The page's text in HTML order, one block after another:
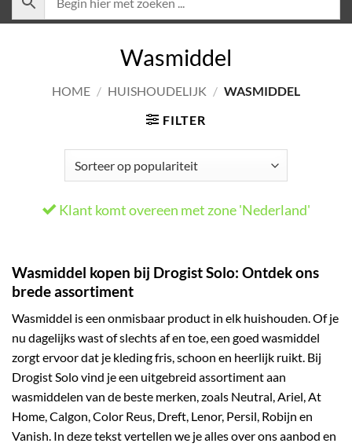
Wasmiddel
HOME / HUISHOUDELIJK / WASMIDDEL
FILTER
Klant komt overeen met zone 'Nederland'
Wasmiddel kopen bij Drogist Solo: Ontdek ons
brede assortiment
Wasmiddel is een onmisbaar product in elk huishouden. Of je
nu dagelijks wast of slechts af en toe, een goed wasmiddel
zorgt ervoor dat je kleding fris, schoon en heerlijk ruikt. Bij
Drogist Solo vind je een uitgebreid assortiment aan
wasmiddelen van de beste merken, zoals Neutral, Ariel, At
Home, Calgon, Color Reus, Dreft, Lenor, Persil, Robijn en
Vanish. In deze tekst vertellen we je alles over ons aanbod en